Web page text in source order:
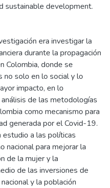
sustainable development.
era investigar la
durante la propagación
Colombia, donde se
no solo en lo social y lo
impacto, en lo
de las metodologías
como mecanismo para
generada por el Covid-19.
estudio a las políticas
nacional para mejorar la
de la mujer y la
de las inversiones de
y la población